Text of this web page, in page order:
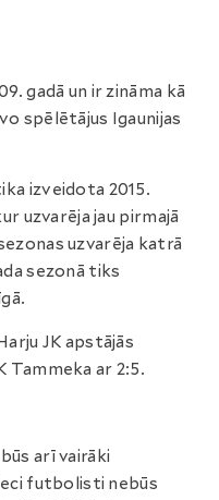
gadā un ir zināma kā
spēlētājus Igaunijas
izveidota 2015.
uzvarēja jau pirmajā
uzvarēja katrā
sezonā tiks
JK apstājās
ar 2:5.
arī vairāki
futbolisti nebūs